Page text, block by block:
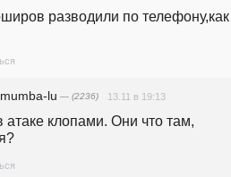
разводили по телефону,как
lu — (2236) 13.11 в 19:13
клопами. Они что там,